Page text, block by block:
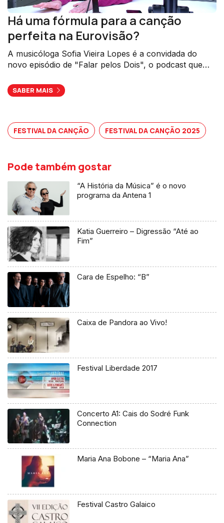
Há uma fórmula para a canção
perfeita na Eurovisão?
A musicóloga Sofia Vieira Lopes é a convidada do
novo episódio de "Falar pelos Dois", o podcast que
eurovisivo.
SABER MAIS
FESTIVAL DA CANÇÃO FESTIVAL DA CANÇÃO 2025
Pode também gostar
“A História da Música” é o novo
programa da Antena 1
Katia Guerreiro – Digressão “Até ao
Fim”
Cara de Espelho: “B”
Caixa de Pandora ao Vivo!
Festival Liberdade 2017
Concerto A1: Cais do Sodré Funk
Connection
Maria Ana Bobone – “Maria Ana”
Festival Castro Galaico